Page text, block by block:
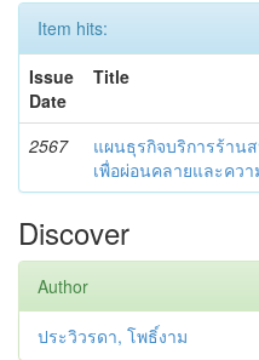
Item hits:
Issue
Date
Title
2567
แผนธุรกิจบริการร้าน
เพื่อผ่อนคลายและควา
Discover
Author
ประวิวรดา, โพธิ์งาม